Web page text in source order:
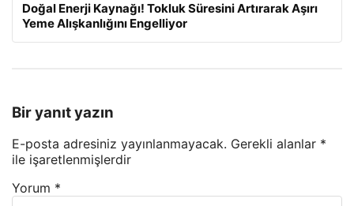
Doğal Enerji Kaynağı! Tokluk Süresini Artırarak Aşırı
Yeme Alışkanlığını Engelliyor
Bir yanıt yazın
E-posta adresiniz yayınlanmayacak. Gerekli alanlar *
ile işaretlenmişlerdir
Yorum *